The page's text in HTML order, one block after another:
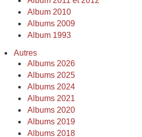
Album 2010
Albums 2009
Album 1993
Autres
Albums 2026
Albums 2025
Albums 2024
Albums 2021
Albums 2020
Albums 2019
Albums 2018